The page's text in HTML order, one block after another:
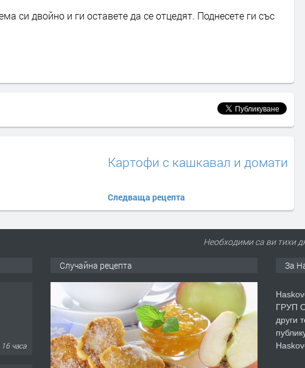
си двойно и ги оставете да се отцедят. Поднесете ги със
Картофи с кашкавал и домати
Следваща рецепта
Необходими са ви тихи
часа
Случайна рецепта За
ГРУП
други